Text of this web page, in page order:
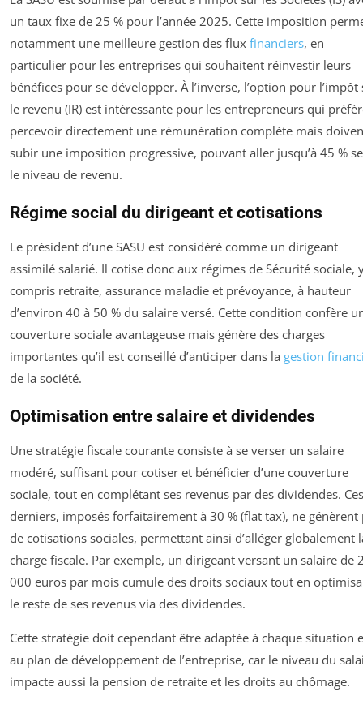
un taux fixe de 25 % pour l’année 2025. Cette imposition
notamment une meilleure gestion des flux financiers, en
particulier pour les entreprises qui souhaitent réinvestir leurs
bénéfices pour se développer. À l’inverse, l’option pour l’impôt
le revenu (IR) est intéressante pour les entrepreneurs qui
percevoir directement une rémunération complète mais
subir une imposition progressive, pouvant aller jusqu’à 45 %
le niveau de revenu.
Régime social du dirigeant et cotisations
Le président d’une SASU est considéré comme un dirigeant
assimilé salarié. Il cotise donc aux régimes de Sécurité sociale,
compris retraite, assurance maladie et prévoyance, à hauteur
d’environ 40 à 50 % du salaire versé. Cette condition confère
couverture sociale avantageuse mais génère des charges
importantes qu’il est conseillé d’anticiper dans la gestion
de la société.
Optimisation entre salaire et dividendes
Une stratégie fiscale courante consiste à se verser un salaire
modéré, suffisant pour cotiser et bénéficier d’une couverture
sociale, tout en complétant ses revenus par des dividendes. Ces
derniers, imposés forfaitairement à 30 % (flat tax), ne génèrent
de cotisations sociales, permettant ainsi d’alléger globalement
charge fiscale. Par exemple, un dirigeant versant un salaire de
000 euros par mois cumule des droits sociaux tout en
le reste de ses revenus via des dividendes.
Cette stratégie doit cependant être adaptée à chaque situation
au plan de développement de l’entreprise, car le niveau du
impacte aussi la pension de retraite et les droits au chômage.